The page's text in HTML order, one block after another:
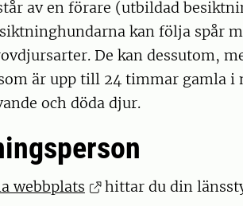
av en förare (utbildad
kan följa spår
De kan dessutom,
är upp till 24 timmar gamla
och döda djur.
webbplats hittar du din